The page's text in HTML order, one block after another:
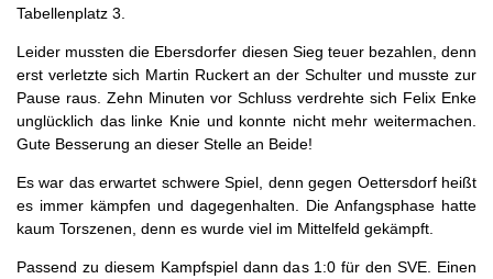
Tabellenplatz 3.
Leider mussten die Ebersdorfer diesen Sieg teuer bezahlen, denn
erst verletzte sich Martin Ruckert an der Schulter und musste zur
Pause raus. Zehn Minuten vor Schluss verdrehte sich Felix Enke
unglücklich das linke Knie und konnte nicht mehr weitermachen.
Gute Besserung an dieser Stelle an Beide!
Es war das erwartet schwere Spiel, denn gegen Oettersdorf heißt
es immer kämpfen und dagegenhalten. Die Anfangsphase hatte
kaum Torszenen, denn es wurde viel im Mittelfeld gekämpft.
Passend zu diesem Kampfspiel dann das 1:0 für den SVE. Einen